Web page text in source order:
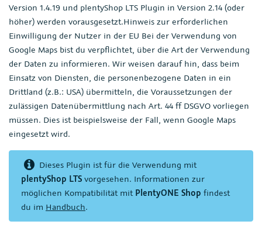
Version 1.4.19 und plentyShop LTS Plugin in Version 2.14 (oder
höher) werden vorausgesetzt.Hinweis zur erforderlichen
Einwilligung der Nutzer in der EU Bei der Verwendung von
Google Maps bist du verpflichtet, über die Art der Verwendung
der Daten zu informieren. Wir weisen darauf hin, dass beim
Einsatz von Diensten, die personenbezogene Daten in ein
Drittland (z.B.: USA) übermitteln, die Voraussetzungen der
zulässigen Datenübermittlung nach Art. 44 ff DSGVO vorliegen
müssen. Dies ist beispielsweise der Fall, wenn Google Maps
eingesetzt wird.
Dieses Plugin ist für die Verwendung mit
plentyShop LTS vorgesehen. Informationen zur
möglichen Kompatibilität mit PlentyONE Shop findest
du im Handbuch.